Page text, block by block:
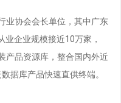
业协会会长单位，其中广东
业企业规模接近10万家，
产品资源库，整合国内外近
据库产品快速直供终端。